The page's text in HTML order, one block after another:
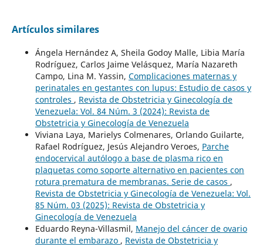
Artículos similares
Ángela Hernández A, Sheila Godoy Malle, Libia María
Rodríguez, Carlos Jaime Velásquez, María Nazareth
Campo, Lina M. Yassin, Complicaciones maternas y
perinatales en gestantes con lupus: Estudio de casos y
controles , Revista de Obstetricia y Ginecología de
Venezuela: Vol. 84 Núm. 3 (2024): Revista de
Obstetricia y Ginecología de Venezuela
Viviana Laya, Marielys Colmenares, Orlando Guilarte,
Rafael Rodríguez, Jesús Alejandro Veroes, Parche
endocervical autólogo a base de plasma rico en
plaquetas como soporte alternativo en pacientes con
rotura prematura de membranas. Serie de casos ,
Revista de Obstetricia y Ginecología de Venezuela: Vol.
85 Núm. 03 (2025): Revista de Obstetricia y
Ginecología de Venezuela
Eduardo Reyna-Villasmil, Manejo del cáncer de ovario
durante el embarazo , Revista de Obstetricia y